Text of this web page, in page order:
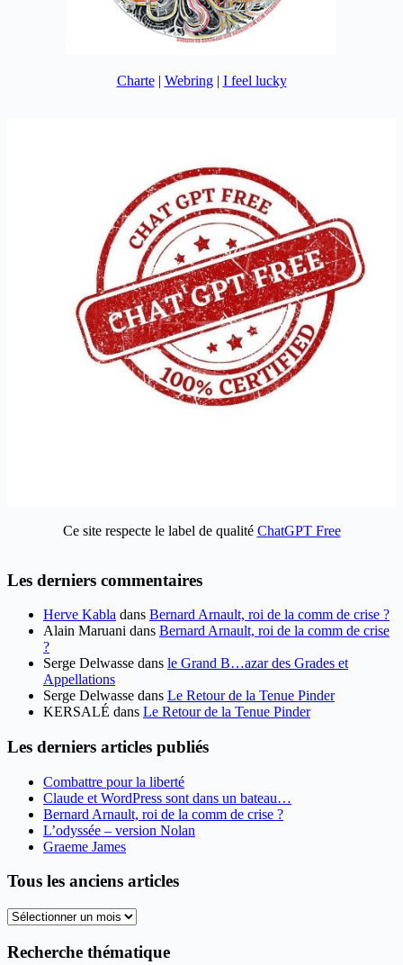
Charte| Webring| I feel lucky
Ce site respecte le label de qualité ChatGPT Free
Les derniers commentaires
Herve Kabla dans Bernard Arnault, roi de la comm de crise ?
Alain Maruani dans Bernard Arnault, roi de la comm de crise
?
Serge Delwasse dans le Grand B…azar des Grades et
Appellations
Serge Delwasse dans Le Retour de la Tenue Pinder
KERSALÉ dans Le Retour de la Tenue Pinder
Les derniers articles publiés
Combattre pour la liberté
Claude et WordPress sont dans un bateau…
Bernard Arnault, roi de la comm de crise ?
L’odyssée – version Nolan
Graeme James
Tous les anciens articles
Tous
anciens
Recherche thématique